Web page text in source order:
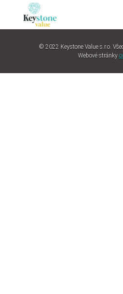
© 2022 Keystone Value s.r.o.
Webové stránky